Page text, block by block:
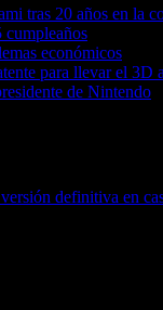
tras 20 años en la
cumpleaños
económicos
para llevar el 3D
de Nintendo
definitiva en